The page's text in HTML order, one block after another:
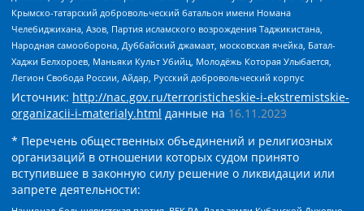
Крымско-татарский добровольческий батальон имени Номана
Челебиджихана, Азов, Партия исламского возрождения Таджикистана,
Народная самооборона, Дуббайский джамаат, московская ячейка, Батал-
Хаджи Белхороев, Маньяки Культ Убийц, Молодёжь Которая Улыбается,
Легион Свобода России, Айдар, Русский добровольческий корпус
Источник: http://nac.gov.ru/terroristicheskie-i-ekstremistskie-
organizacii-i-materialy.html данные на 16.11.2023
* Перечень общественных объединений и религиозных
организаций в отношении которых судом принято
вступившее в законную силу решение о ликвидации или
запрете деятельности: